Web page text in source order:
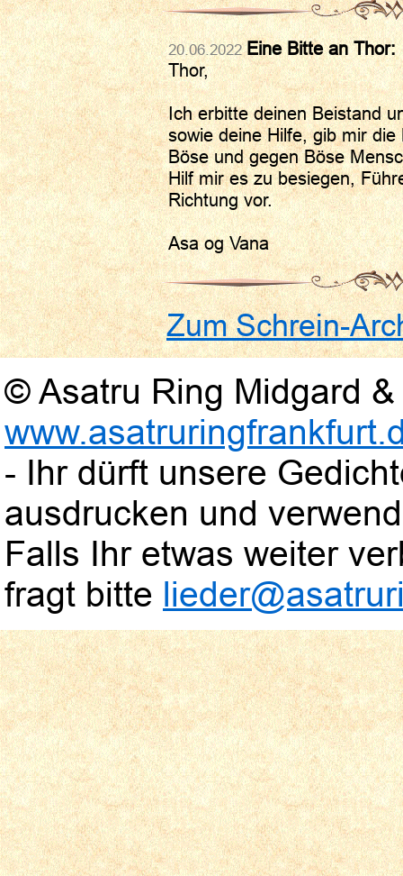
20.06.2022Eine Bitte an Thor:
Thor,
Ich erbitte deinen Beistand
sowie deine Hilfe, gib mir
Böse und gegen Böse
Hilf mir es zu besiegen,
Richtung vor.
Asa og Vana
Zum Schrein-
© Asatru Ring Midgard
- Ihr dürft unsere
ausdrucken und
Falls Ihr etwas weiter
fragt bitte